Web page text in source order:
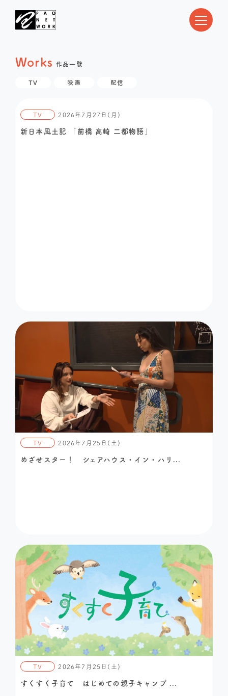
Works 作品一覧
TV 映画 配信
TV 2026年7月27日(月)
新日本風土記 「前橋 高崎 二都物語」
TV 2026年7月25日(土)
めざせスター！ シェアハウス・イン・ハリ...
TV 2026年7月25日(土)
すくすく子育て はじめての親子キャンプ ...